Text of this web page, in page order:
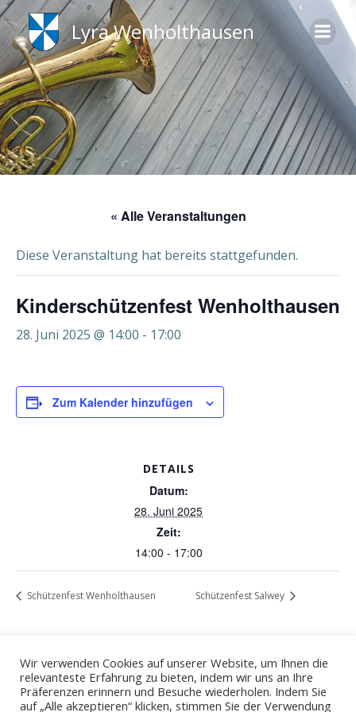
Zum
Inhalt
springen
Lyra Wenholthausen
« Alle Veranstaltungen
Diese Veranstaltung hat bereits stattgefunden.
Kinderschützenfest Wenholthausen
28. Juni 2025 @ 14:00 - 17:00
Zum Kalender hinzufügen
DETAILS
Datum:
28. Juni 2025
Zeit:
14:00 - 17:00
Schützenfest Wenholthausen Schützenfest Salwey
Wir verwenden Cookies auf unserer Website, um Ihnen die
relevanteste Erfahrung zu bieten, indem wir uns an Ihre
Präferenzen erinnern und Besuche wiederholen. Indem Sie
auf „Alle akzeptieren“ klicken, stimmen Sie der Verwendung